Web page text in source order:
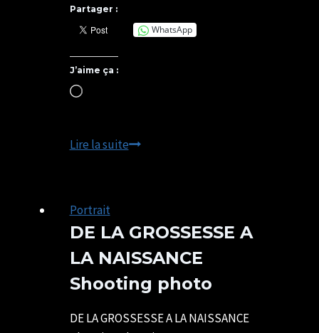
Partager :
WhatsApp
J’aime ça :
Chargement…
Lire la suiteMeilleurs
Portrait
DE LA GROSSESSE A
LA NAISSANCE
Shooting photo
CHATELAIS
DE LA GROSSESSE A LA NAISSANCE